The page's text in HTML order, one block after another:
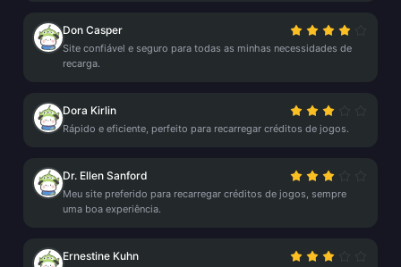
Don Casper
Site confiável e seguro para todas as minhas necessidades de
recarga.
Dora Kirlin
Rápido e eficiente, perfeito para recarregar créditos de jogos.
Dr. Ellen Sanford
Meu site preferido para recarregar créditos de jogos, sempre
uma boa experiência.
Ernestine Kuhn